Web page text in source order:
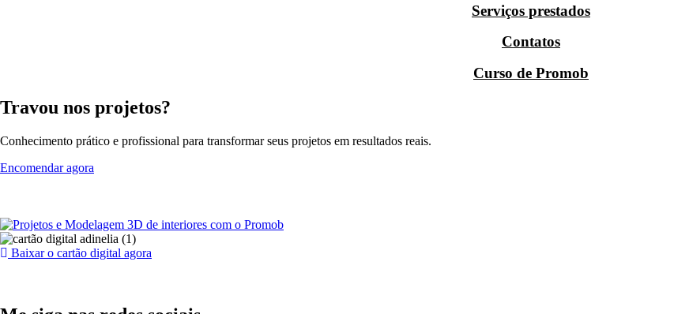
Serviços prestados
Contatos
Curso de Promob
Travou nos projetos?
Conhecimento prático e profissional para transformar seus projetos em resultados reais.
Encomendar agora
Baixar o cartão digital agora